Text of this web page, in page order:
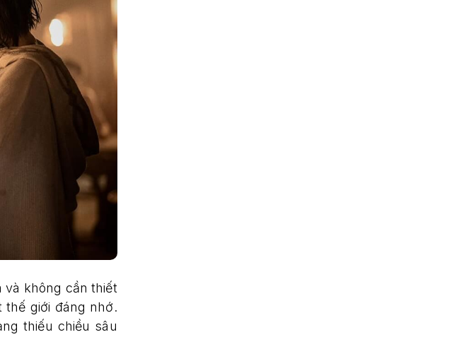
và không cần thiết
giới đáng nhớ.
thiếu chiều sâu